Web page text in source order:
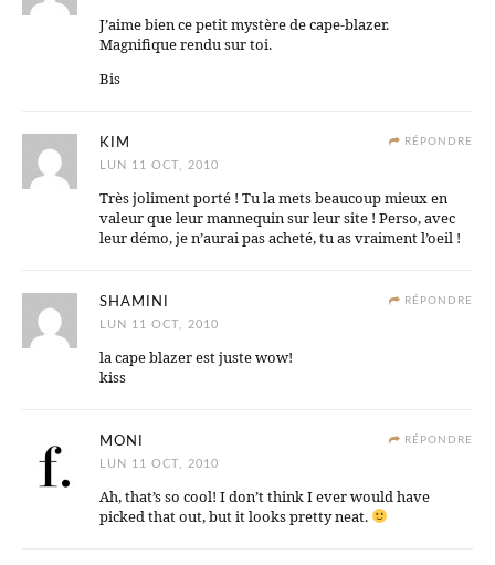
J’aime bien ce petit mystère de cape-blazer.
Magnifique rendu sur toi.
Bis
RÉPONDRE
KIM
LUN 11 OCT, 2010
Très joliment porté ! Tu la mets beaucoup mieux en
valeur que leur mannequin sur leur site ! Perso, avec
leur démo, je n’aurai pas acheté, tu as vraiment l’oeil !
RÉPONDRE
SHAMINI
LUN 11 OCT, 2010
la cape blazer est juste wow!
kiss
RÉPONDRE
MONI
LUN 11 OCT, 2010
Ah, that’s so cool! I don’t think I ever would have
picked that out, but it looks pretty neat.